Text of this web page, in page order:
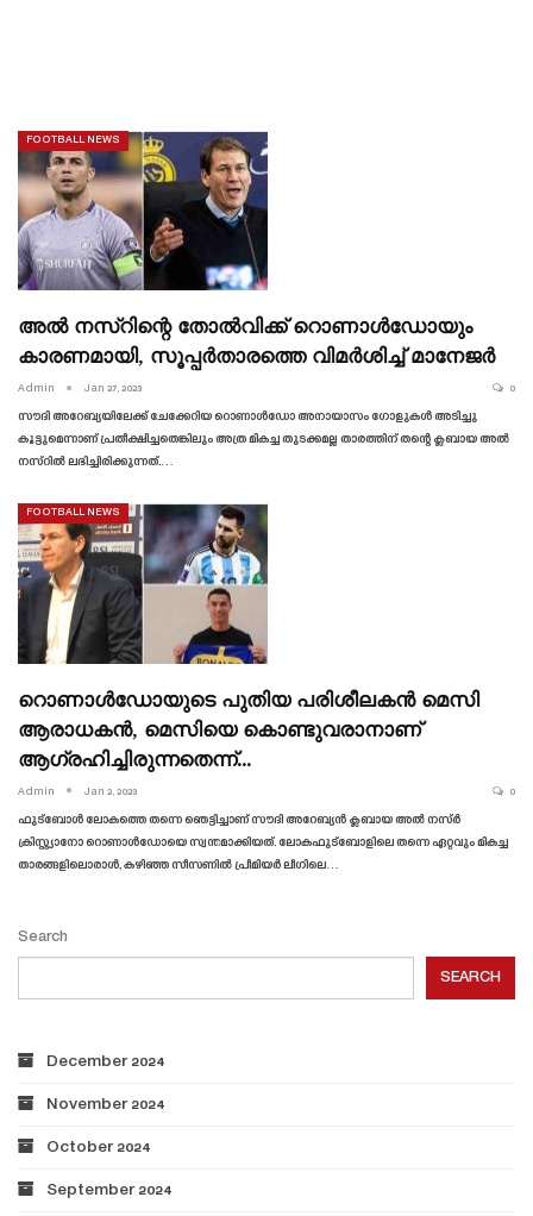
FOOTBALL NEWS
അൽ നസ്റിന്റെ തോൽവിക്ക് റൊണാൾഡോയും
കാരണമായി, സൂപ്പർതാരത്തെ വിമർശിച്ച് മാനേജർ
Admin Jan 27, 2023 0
സൗദി അറേബ്യയിലേക്ക് ചേക്കേറിയ റൊണാൾഡോ അനായാസം ഗോളുകൾ അടിച്ചു
കൂട്ടുമെന്നാണ് പ്രതീക്ഷിച്ചതെങ്കിലും അത്ര മികച്ച തുടക്കമല്ല താരത്തിന് തന്റെ ക്ലബായ അൽ
നസ്റിൽ ലഭിച്ചിരിക്കുന്നത്.…
FOOTBALL NEWS
റൊണാൾഡോയുടെ പുതിയ പരിശീലകൻ മെസി
ആരാധകൻ, മെസിയെ കൊണ്ടുവരാനാണ്
ആഗ്രഹിച്ചിരുന്നതെന്ന്…
Admin Jan 2, 2023 0
ഫുട്ബോൾ ലോകത്തെ തന്നെ ഞെട്ടിച്ചാണ് സൗദി അറേബ്യൻ ക്ലബായ അൽ നസ്ർ
ക്രിസ്റ്റ്യാനോ റൊണാൾഡോയെ സ്വന്തമാക്കിയത്. ലോകഫുട്ബോളിലെ തന്നെ ഏറ്റവും മികച്ച
താരങ്ങളിലൊരാൾ, കഴിഞ്ഞ സീസണിൽ പ്രീമിയർ ലീഗിലെ…
Search
SEARCH
December 2024
November 2024
October 2024
September 2024